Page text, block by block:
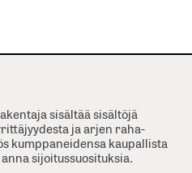
sisältää sisältöjä
ja arjen raha-
kumppaneidensa kaupallista
sijoitussuosituksia.